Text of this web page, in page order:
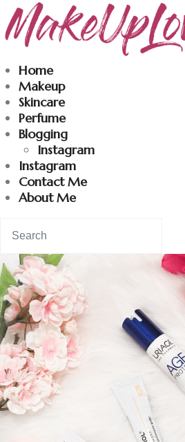
Home
Makeup
Skincare
Perfume
Blogging
Instagram
Instagram
Contact Me
About Me